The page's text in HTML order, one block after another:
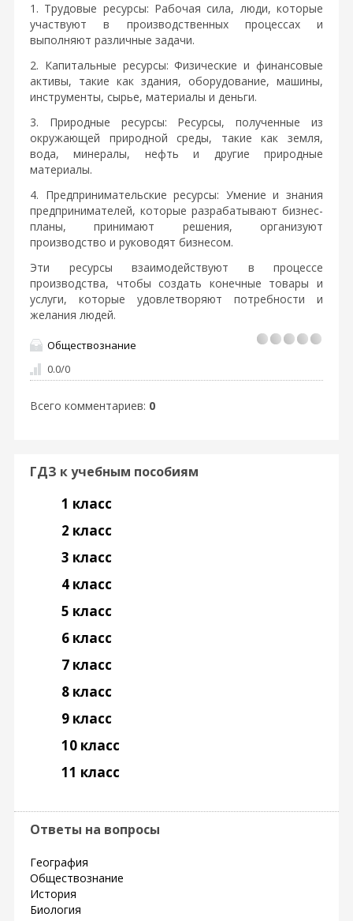
1. Трудовые ресурсы: Рабочая сила, люди, которые
участвуют в производственных процессах и
выполняют различные задачи.
2. Капитальные ресурсы: Физические и финансовые
активы, такие как здания, оборудование, машины,
инструменты, сырье, материалы и деньги.
3. Природные ресурсы: Ресурсы, полученные из
окружающей природной среды, такие как земля,
вода, минералы, нефть и другие природные
материалы.
4. Предпринимательские ресурсы: Умение и знания
предпринимателей, которые разрабатывают бизнес-
планы, принимают решения, организуют
производство и руководят бизнесом.
Эти ресурсы взаимодействуют в процессе
производства, чтобы создать конечные товары и
услуги, которые удовлетворяют потребности и
желания людей.
Обществознание
0.0/0
Всего комментариев: 0
ГДЗ к учебным пособиям
1 класс
2 класс
3 класс
4 класс
5 класс
6 класс
7 класс
8 класс
9 класс
10 класс
11 класс
Ответы на вопросы
География
Обществознание
История
Биология